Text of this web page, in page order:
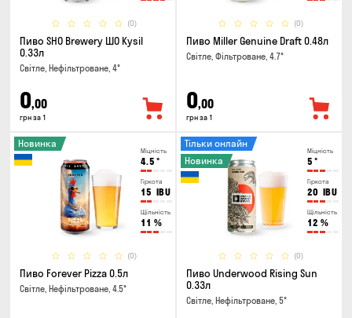
(0)
Пиво SHO Brewery ШО Kysil
0.33л
Світле, Нефільтроване, 4°
0,00
грн за 1
(0)
Пиво Miller Genuine Draft 0.48л
Світле, Фільтроване, 4.7°
0,00
грн за 1
Міцність
4.5 °
Гіркота
15 IBU
Щільність
11 %
(0)
Новинка
Пиво Forever Pizza 0.5л
Світле, Нефільтроване, 4.5°
Міцність
5 °
Гіркота
20 IBU
Щільність
12 %
(0)
Тільки онлайн
Новинка
Пиво Underwood Rising Sun
0.33л
Світле, Нефільтроване, 5°